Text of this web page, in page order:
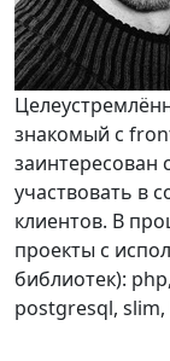
знакомый с
заинтересован
участвовать в
клиентов. В
проекты с
библиотек):
postgresql,